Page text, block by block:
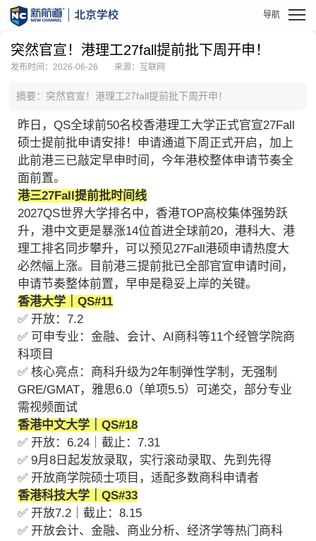
突然官宣！港理工27fall提前批下周开申！
发布时间：2026-06-26 来源：互联网
摘要：突然官宣！港理工27fall提前批下周开申！
昨日，QS全球前50名校香港理工大学正式官宣27Fall
硕士提前批申请安排！申请通道下周正式开启，加上
此前港三已敲定早申时间，今年港校整体申请节奏全
面前置。
港三27Fall提前批时间线
2027QS世界大学排名中，香港TOP高校集体强势跃
升，港中文更是暴涨14位首进全球前20，港科大、港
理工排名同步攀升，可以预见27Fall港硕申请热度大
必然幅上涨。目前港三提前批已全部官宣申请时间，
申请节奏整体前置，早申是稳妥上岸的关键。
香港大学｜QS#11
✅ 开放：7.2
✅ 可申专业：金融、会计、AI商科等11个经管学院商
科项目
✅ 核心亮点：商科升级为2年制弹性学制，无强制
GRE/GMAT，雅思6.0（单项5.5）可递交，部分专业
需视频面试
香港中文大学｜QS#18
✅ 开放：6.24｜截止：7.31
✅ 9月8日起发放录取，实行滚动录取、先到先得
✅ 开放商学院硕士项目，适配多数商科申请者
香港科技大学｜QS#33
✅ 开放7.2｜截止：8.15
✅ 开放会计、金融、商业分析、经济学等热门商科